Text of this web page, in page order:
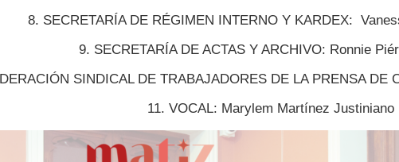
8. SECRETARÍA DE RÉGIMEN INTERNO Y KARDEX:
9. SECRETARÍA DE ACTAS Y ARCHIVO: Ronnie
SINDICAL DE TRABAJADORES DE LA PRENSA DE
11. VOCAL: Marylem Martínez Justiniano